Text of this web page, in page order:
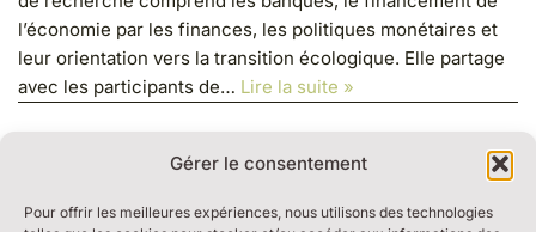
Gérer le consentement
Pour offrir les meilleures expériences, nous utilisons des technologies
l’économie par les finances, les politiques monétaires et
leur orientation vers la transition écologique. Elle partage
avec les participants de… Lire la suite »